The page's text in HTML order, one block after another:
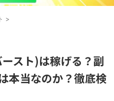
>
スト)は稼げる？副
本当なのか？徹底検